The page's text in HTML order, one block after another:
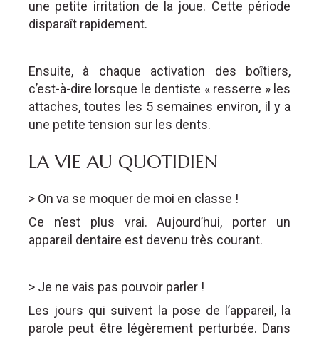
une petite irritation de la joue. Cette période
disparaît rapidement.
Ensuite, à chaque activation des boîtiers,
c’est-à-dire lorsque le dentiste « resserre » les
attaches, toutes les 5 semaines environ, il y a
une petite tension sur les dents.
LA VIE AU QUOTIDIEN
> On va se moquer de moi en classe !
Ce n’est plus vrai. Aujourd’hui, porter un
appareil dentaire est devenu très courant.
> Je ne vais pas pouvoir parler !
Les jours qui suivent la pose de l’appareil, la
parole peut être légèrement perturbée. Dans